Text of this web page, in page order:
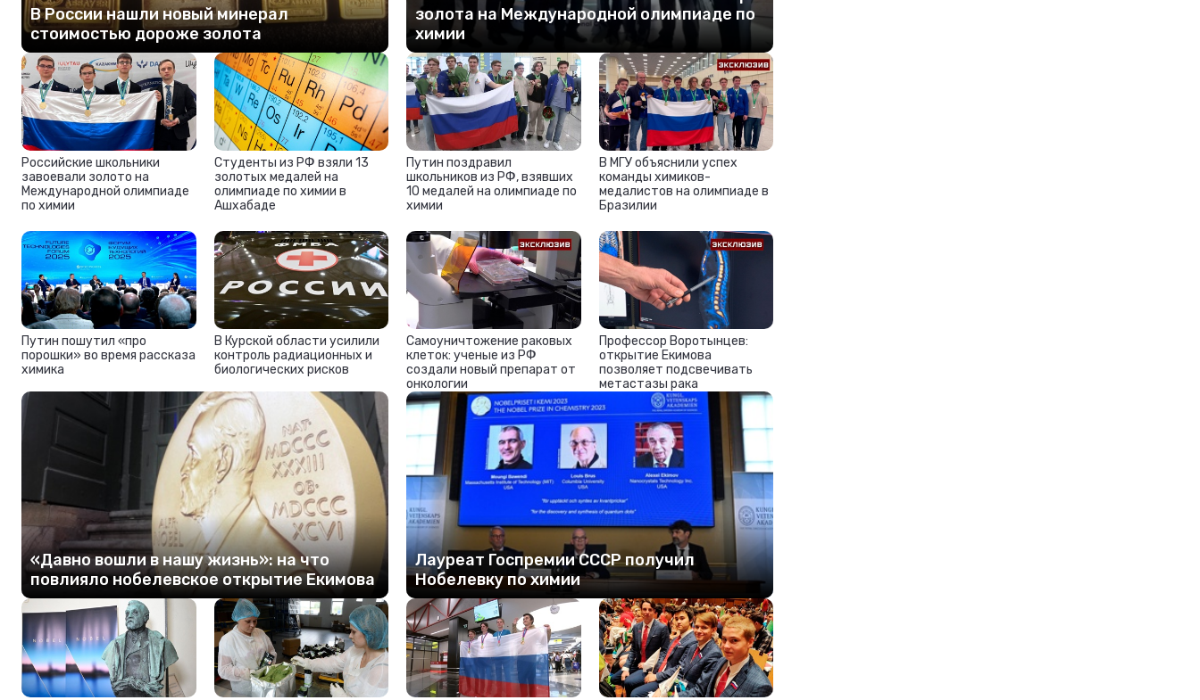
В России нашли новый минерал
стоимостью дороже золота
золота на Международной олимпиаде по
химии
Российские школьники
завоевали золото на
Международной олимпиаде
по химии
Студенты из РФ взяли 13
золотых медалей на
олимпиаде по химии в
Ашхабаде
Путин поздравил
школьников из РФ, взявших
10 медалей на олимпиаде по
химии
В МГУ объяснили успех
команды химиков-
медалистов на олимпиаде в
Бразилии
Путин пошутил «про
порошки» во время рассказа
химика
В Курской области усилили
контроль радиационных и
биологических рисков
Самоуничтожение раковых
клеток: ученые из РФ
создали новый препарат от
онкологии
Профессор Воротынцев:
открытие Екимова
позволяет подсвечивать
метастазы рака
«Давно вошли в нашу жизнь»: на что
повлияло нобелевское открытие Екимова
Лауреат Госпремии СССР получил
Нобелевку по химии